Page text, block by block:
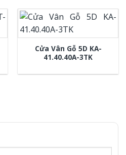
Cửa Vân Gỗ 5D KA-
41.40.40A-3TK